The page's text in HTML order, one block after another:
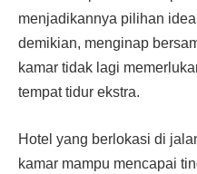
menjadikannya pilihan
demikian, menginap
kamar tidak lagi
tempat tidur ekstra.
Hotel yang berlokasi di
kamar mampu mencapai